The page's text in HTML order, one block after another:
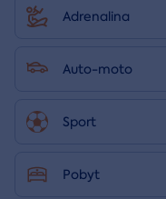
Adrenalina
Auto-moto
Sport
Pobyt